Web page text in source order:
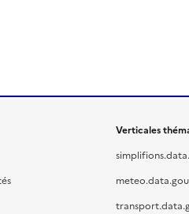
Verticales